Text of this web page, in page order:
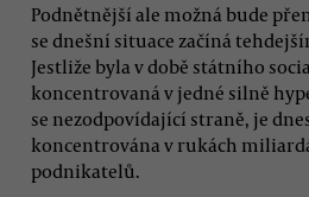
Podnětnější ale možná bude
se dnešní situace začíná
Jestliže byla v době státního
koncentrovaná v jedné silně
se nezodpovídající straně, je
koncentrována v rukách
podnikatelů.